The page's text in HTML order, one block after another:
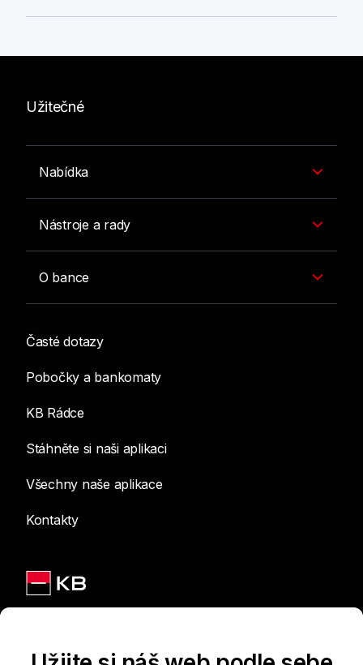
Užitečné
Nabídka
Nástroje a rady
O bance
Časté dotazy
Pobočky a bankomaty
KB Rádce
Stáhněte si naši aplikaci
Všechny naše aplikace
Kontakty